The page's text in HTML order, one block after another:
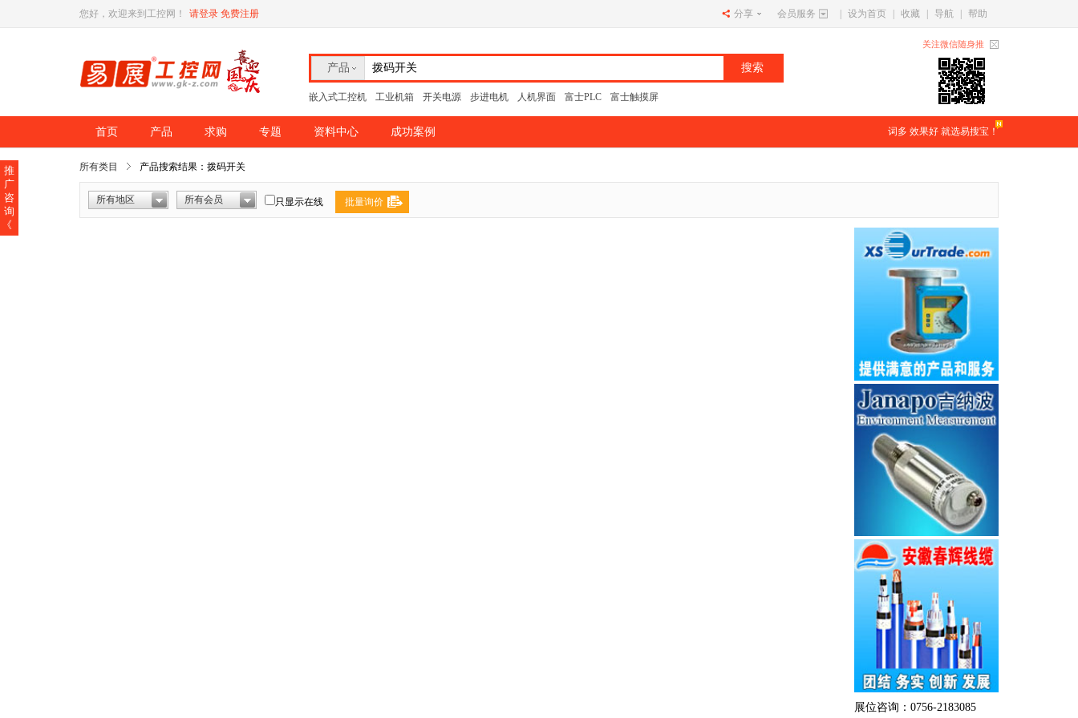
您好，欢迎来到工控网！ 请登录 免费注册 分享 会员服务 设为首页 收藏 导航 帮助
产品
嵌入式工控机 工业机箱 开关电源 步进电机 人机界面 富士PLC 富士触摸屏
关注微信随身推
首页 产品 求购 专题 资料中心 成功案例 词多 效果好 就选易搜宝！
所有类目 产品搜索结果：拨码开关
所有地区 所有会员 只显示在线 批量询价
展位咨询：0756-2183085
推
广
咨
询
《